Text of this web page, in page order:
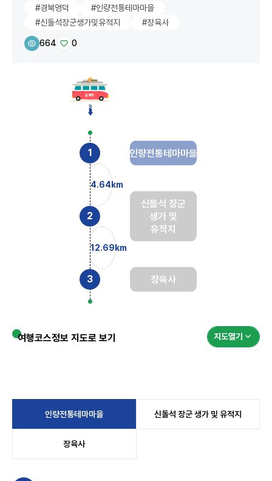
#경북영덕
#인량전통테마마을
#신돌석장군생가및유적지
#장육사
664 0
인량전통테마마을
4.64km
신돌석 장군
생가 및
유적지
12.69km
장육사
여행코스정보 지도로 보기 지도열기
인량전통테마마을 신돌석 장군 생가 및 유적지
장육사